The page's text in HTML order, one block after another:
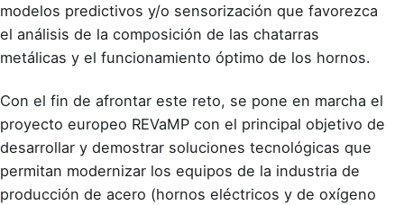
modelos predictivos y/o sensorización que favorezca
el análisis de la composición de las chatarras
metálicas y el funcionamiento óptimo de los hornos.
Con el fin de afrontar este reto, se pone en marcha el
proyecto europeo REVaMP con el principal objetivo de
desarrollar y demostrar soluciones tecnológicas que
permitan modernizar los equipos de la industria de
producción de acero (hornos eléctricos y de oxígeno